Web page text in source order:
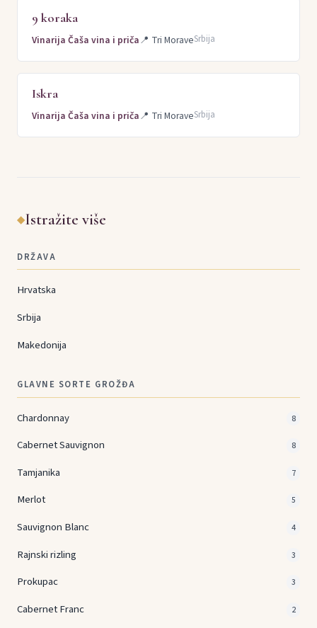
9 koraka
Vinarija Čaša vina i priča📍 Tri MoraveSrbija
Iskra
Vinarija Čaša vina i priča📍 Tri MoraveSrbija
◆Istražite više
DRŽAVA
Hrvatska
Srbija
Makedonija
GLAVNE SORTE GROŽĐA
Chardonnay 8
Cabernet Sauvignon 8
Tamjanika 7
Merlot 5
Sauvignon Blanc 4
Rajnski rizling 3
Prokupac 3
Cabernet Franc 2